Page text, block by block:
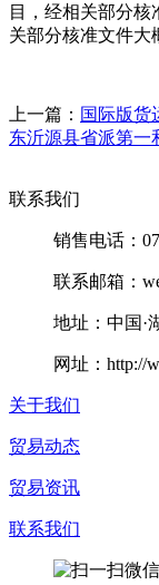
目，经相关部分
关部分核准文件大
上一篇： 国际版货
东沂源县省派第一
联系我们
销售电话：
联系邮箱：
地址：中国·
网址：http://
关于我们
贸易动态
贸易资讯
联系我们